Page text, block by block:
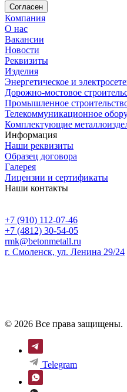
Согласен
Компания
О нас
Вакансии
Новости
Реквизиты
Изделия
Энергетическое и
Дорожно-мостовое
Промышленное
Телекоммуникационное
Комплектующие
Информация
Наши реквизиты
Образец договора
Галерея
Лицензии и сертификаты
Наши контакты
+7 (910) 112-07-46
+7 (4812) 30-54-05
rmk@betonmetall.ru
г. Смоленск, ул. Ленина 29/24
© 2026 Все права защищены.
Telegram